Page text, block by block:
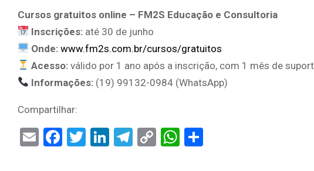
Cursos gratuitos online – FM2S Educação e Consultoria
Inscrições: até 30 de junho
Onde: www.fm2s.com.br/cursos/gratuitos
Acesso: válido por 1 ano após a inscrição, com 1 mês de
Informações: (19) 99132-0984 (WhatsApp)
Compartilhar:
EmailFacebook
Twitter
LinkedIn
Telegram
CopyWhatsApp